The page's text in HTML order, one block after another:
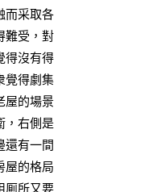
而采取各
難受，對
得沒有得
覺得劇集
屋的場景
，右側是
還有一間
屋的格局
厠所又要